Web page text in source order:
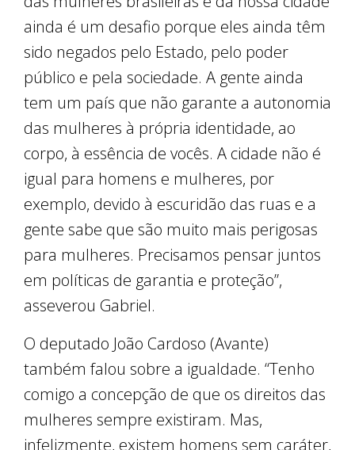
ainda é um desafio porque eles ainda têm
sido negados pelo Estado, pelo poder
público e pela sociedade. A gente ainda
tem um país que não garante a autonomia
das mulheres à própria identidade, ao
corpo, à essência de vocês. A cidade não é
igual para homens e mulheres, por
exemplo, devido à escuridão das ruas e a
gente sabe que são muito mais perigosas
para mulheres. Precisamos pensar juntos
em políticas de garantia e proteção”,
asseverou Gabriel.
O deputado João Cardoso (Avante)
também falou sobre a igualdade. “Tenho
comigo a concepção de que os direitos das
mulheres sempre existiram. Mas,
infelizmente, existem homens sem caráter,